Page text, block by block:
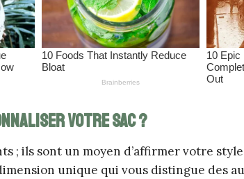
votre sac ?
; ils sont un moyen d’affirmer votre
unique qui vous distingue des